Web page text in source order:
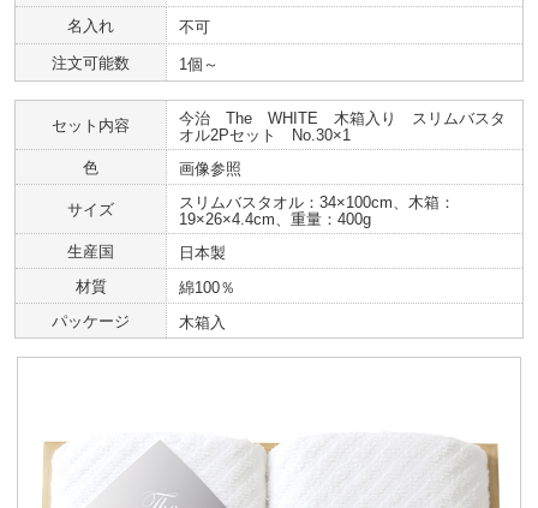
名入れ
不可
注文可能数
1個～
セット内容
今治 The WHITE 木箱入り スリムバスタ
オル2Pセット No.30×1
色
画像参照
サイズ
スリムバスタオル：34×100cm、木箱：
19×26×4.4cm、重量：400g
生産国
日本製
材質
綿100％
パッケージ
木箱入